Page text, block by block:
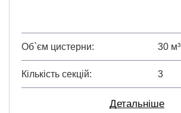
Об`єм цистерни 30 м³
Кількість секцій 3
Детальніше